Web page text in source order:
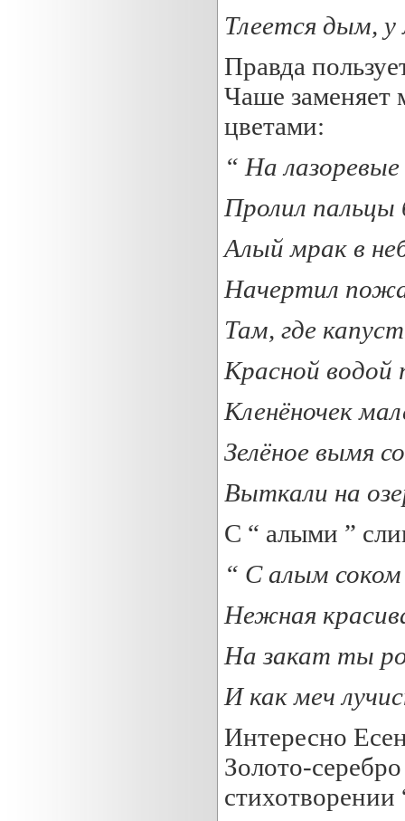
Тлеется дым, у
Правда
Чаше заменяет
цветами:
“ Налазоревые
Пролил пальцы
Алый мрак в
Начертил
Там, где
Красной водой
Кленёночек
Зелёное вымя
Выткали на
С “ алыми ”
“ С алым соком
Нежная
Назакат ты
И как меч
Интересно
Золото-
стихотворении